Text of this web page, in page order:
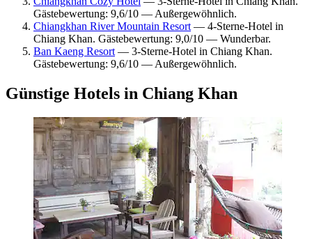
Gästebewertung: 9,6/10 — Außergewöhnlich.
Chiangkhan River Mountain Resort — 4-Sterne-Hotel in
Chiang Khan. Gästebewertung: 9,0/10 — Wunderbar.
Ban Kaeng Resort — 3-Sterne-Hotel in Chiang Khan.
Gästebewertung: 9,6/10 — Außergewöhnlich.
Günstige Hotels in Chiang Khan